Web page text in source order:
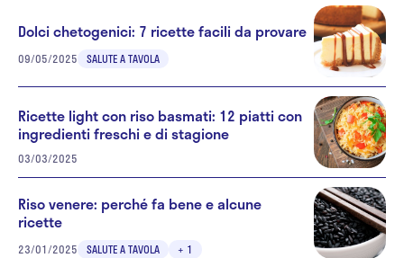
Dolci chetogenici: 7 ricette facili da provare
09/05/2025 SALUTE A TAVOLA
Ricette light con riso basmati: 12 piatti con
ingredienti freschi e di stagione
03/03/2025
Riso venere: perché fa bene e alcune
ricette
23/01/2025 SALUTE A TAVOLA + 1